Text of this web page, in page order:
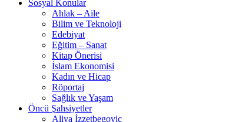
Sosyal Konular
Ahlak – Aile
Bilim ve Teknoloji
Edebiyat
Eğitim – Sanat
Kitap Önerisi
İslam Ekonomisi
Kadın ve Hicap
Röportaj
Sağlık ve Yaşam
Öncü Şahsiyetler
Aliya İzzetbegoviç